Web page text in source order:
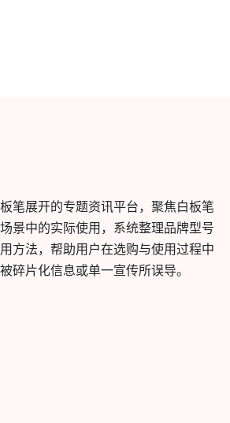
笔展开的专题资讯平台，聚焦白板笔
景中的实际使用，系统整理品牌型号
方法，帮助用户在选购与使用过程中
碎片化信息或单一宣传所误导。